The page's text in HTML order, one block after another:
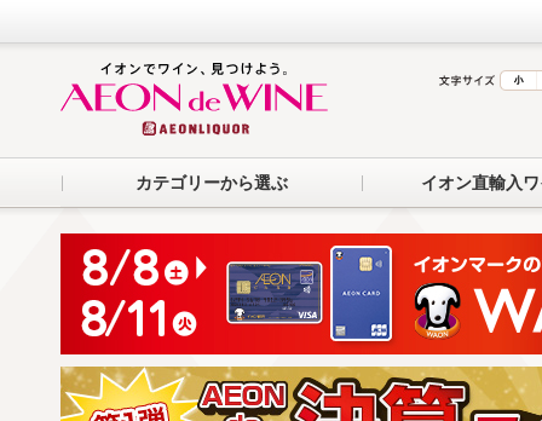
カテゴリーから選ぶ イオン直輸入